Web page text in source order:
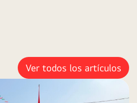
Ver todos los artículos